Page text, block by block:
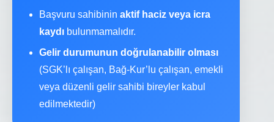
Başvuru sahibinin aktif haciz veya icra
kaydı bulunmamalıdır.
Gelir durumunun doğrulanabilir olması
(SGK’lı çalışan, Bağ-Kur’lu çalışan, emekli
veya düzenli gelir sahibi bireyler kabul
edilmektedir)